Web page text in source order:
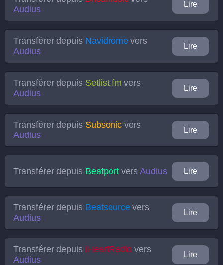
Audius
Lire
Transférer depuis Navidromevers
Audius
Lire
Transférer depuis Setlist.fm vers
Audius
Lire
Transférer depuis Subsonicvers
Audius
Lire
Transférer depuis BeatportversAudius Lire
Transférer depuis Beatsourcevers
Audius
Lire
Transférer depuis iHeartRadio vers
Audius
Lire